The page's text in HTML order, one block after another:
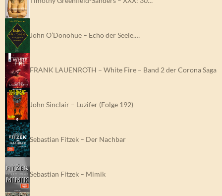
John O’Donohue – Echo der Seele.…
FRANK LAUENROTH – White Fire – Band 2 der Corona Saga
John Sinclair – Luzifer (Folge 192)
Sebastian Fitzek – Der Nachbar
Sebastian Fitzek – Mimik